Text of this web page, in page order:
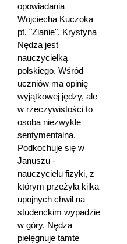
opowiadania
Wojciecha Kuczoka
pt. "Zianie". Krystyna
Nędza jest
nauczycielką
polskiego. Wśród
uczniów ma opinię
wyjątkowej jędzy, ale
w rzeczywistości to
osoba niezwykle
sentymentalna.
Podkochuje się w
Januszu -
nauczycielu fizyki, z
którym przeżyła kilka
upojnych chwil na
studenckim wypadzie
w góry. Nędza
pielęgnuje tamte